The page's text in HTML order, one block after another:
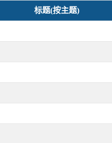
标题(按主题)